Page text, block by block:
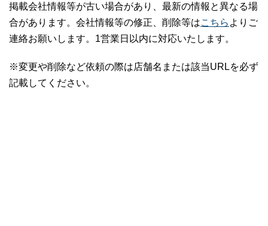
掲載会社情報等が古い場合があり、最新の情報と異なる場
合があります。会社情報等の修正、削除等はこちら よりご
連絡お願いします。1営業日以内に対応いたします。
※変更や削除など依頼の際は店舗名または該当URLを必ず
記載してください。